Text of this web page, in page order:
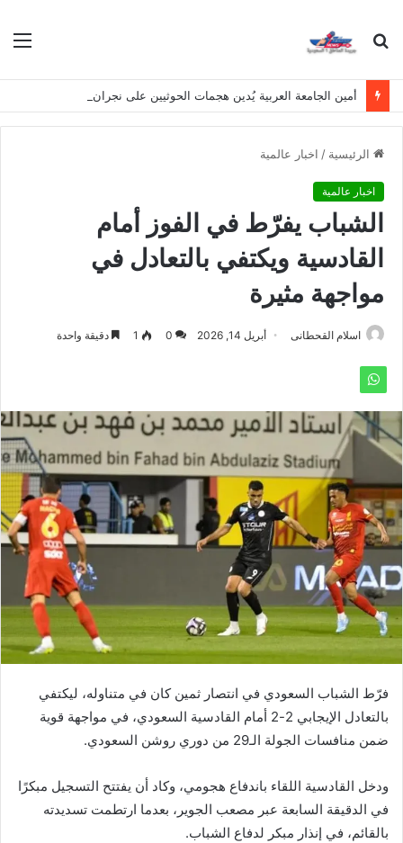
بحث
الرئيسية / اخبار عالمية
اخبار عالمية
الشباب يفرّط في الفوز أمام
القادسية ويكتفي بالتعادل في
مواجهة مثيرة
اسلام القحطانى أبريل 14, 2026 0
1 دقيقة واحدة
فرّط الشباب السعودي في انتصار ثمين كان في متناوله، ليكتفي
بالتعادل الإيجابي 2-2 أمام القادسية السعودي، في مواجهة قوية
ضمن منافسات الجولة الـ29 من دوري روشن السعودي.
ودخل القادسية اللقاء باندفاع هجومي، وكاد أن يفتتح التسجيل مبكرًا
في الدقيقة السابعة عبر مصعب الجوير، بعدما ارتطمت تسديدته
بالقائم، في إنذار مبكر لدفاع الشباب.